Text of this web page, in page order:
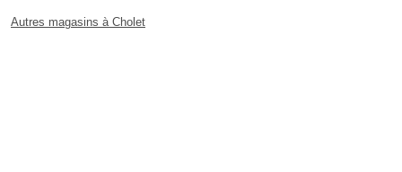
Autres magasins à Cholet